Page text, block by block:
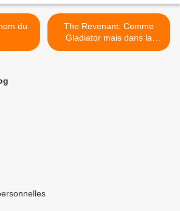
The Revenant: Comme
Gladiator mais dans la
neige >